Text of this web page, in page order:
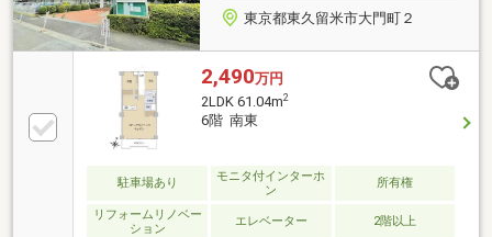
東京都東久留米市大門町２
2,490万円
2LDK 61.04m2
6階 南東
駐車場あり
モニタ付インターホ
ン
所有権
リフォームリノベー
ション
エレベーター 2階以上